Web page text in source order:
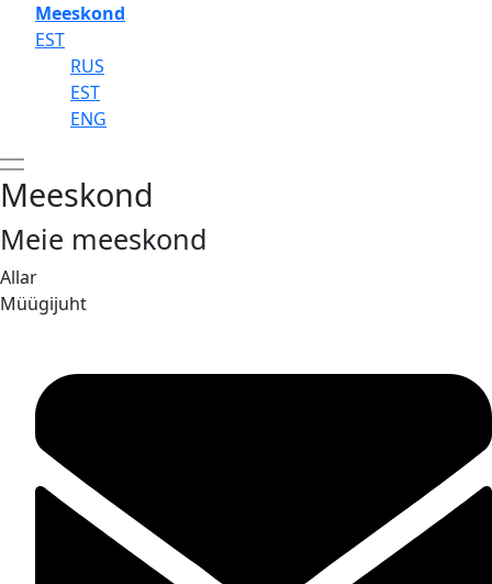
Meeskond
EST
RUS
EST
ENG
Meeskond
Meie meeskond
Allar
Müügijuht